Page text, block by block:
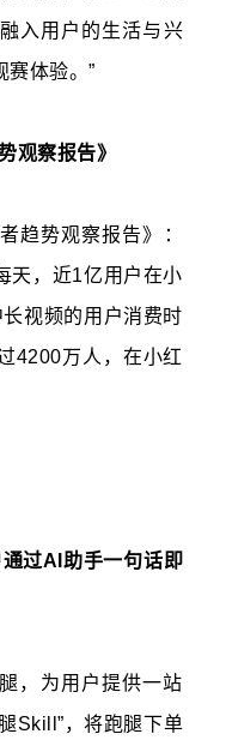
入用户的生活与兴
赛体验。”
观察报告》
趋势观察报告》：
天，近1亿用户在小
视频的用户消费时
4200万人，在小红
过AI助手一句话即
，为用户提供一站
Skill”，将跑腿下单